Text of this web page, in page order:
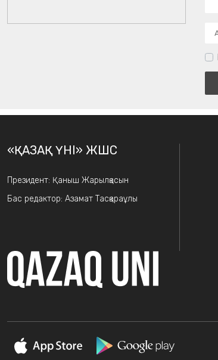
«ҚАЗАҚ ҮНІ» ЖШС
Президент: Қаныш Жарылқасын
Бас редактор: Азамат Тасқараұлы